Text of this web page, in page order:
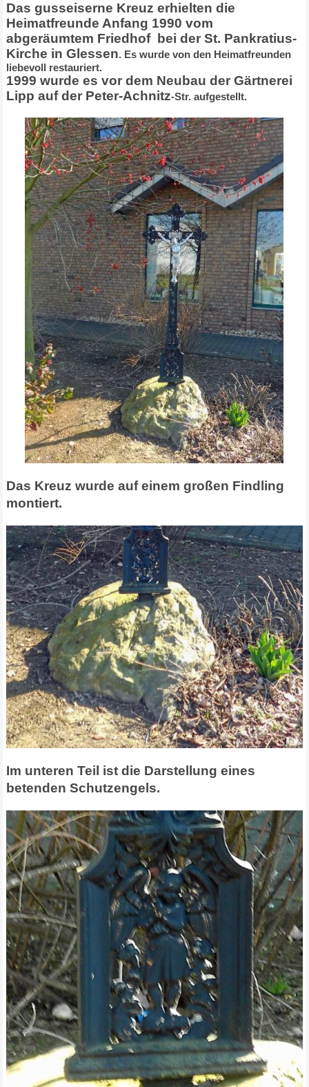
Das gusseiserne Kreuz erhielten die
Heimatfreunde Anfang 1990 vom
abgeräumtem Friedhof bei der St. Pankratius-
Kirche in Glessen. Es wurde von den Heimatfreunden
liebevoll restauriert.
1999 wurde es vor dem Neubau der Gärtnerei
Lipp auf der Peter-Achnitz-Str. aufgestellt.
Das Kreuz wurde auf einem großen Findling
montiert.
Im unteren Teil ist die Darstellung eines
betenden Schutzengels.